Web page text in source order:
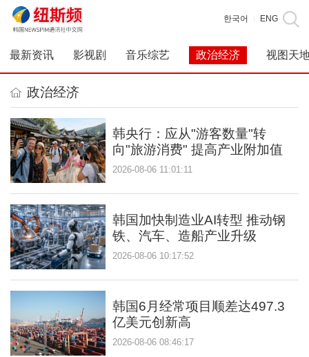
한국어 ENG
最新资讯 影视剧 音乐综艺 政治经济 视图天
政治经济
韩央行：应从"游客数量"转
向"旅游消费" 提高产业附加值
2026-08-06 11:01:11
韩国加快制造业AI转型 推动钢
铁、汽车、造船产业升级
2026-08-06 10:17:52
韩国6月经常项目顺差达497.3
亿美元创新高
2026-08-06 08:46:17